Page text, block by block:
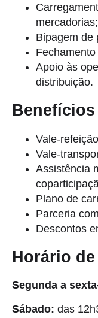
mercadorias;
Bipagem de
Apoio às
distribuição.
Benefícios
Vale-
Vale-
Assistência
Plano de
Parceria
Descontos
Horário
Segunda a
Sábado: das